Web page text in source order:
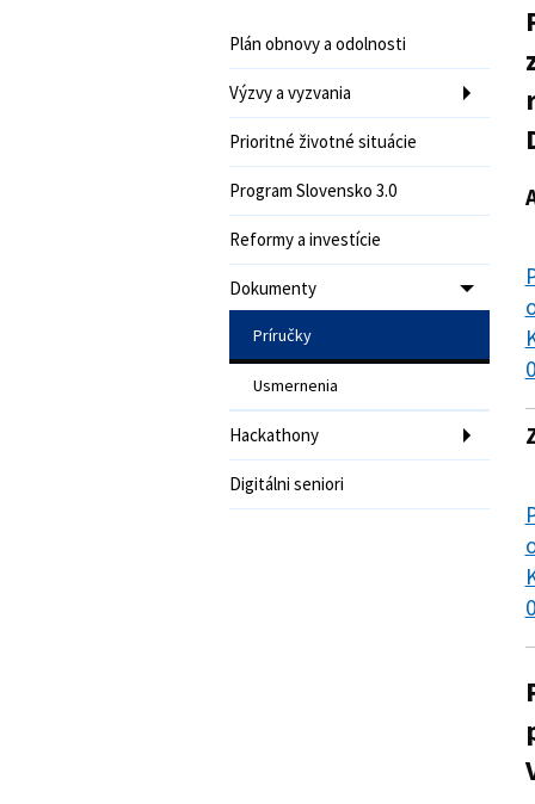
Plán obnovy a odolnosti
Výzvy a vyzvania
Prioritné životné situácie
Program Slovensko 3.0
Reformy a investície
Dokumenty
Príručky
Usmernenia
Hackathony
Digitálni seniori